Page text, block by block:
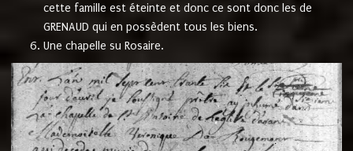
cette famille est éteinte et donc ce sont donc les de
GRENAUD qui en possèdent tous les biens.
Une chapelle su Rosaire.